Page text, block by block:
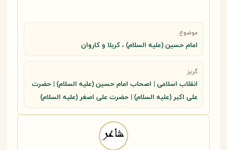
موضوع
امام حسین (علیه السلام) ، کربلا و کاروان
گریز
انقلاب اسلامی | اصحاب امام حسین (علیه السلام) | حضرت
علی اکبر (علیه السلام) | حضرت علی اصغر (علیه السلام)